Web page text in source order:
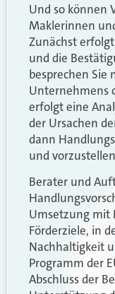
Und so können
Maklerinnen
Zunächst
und die
besprechen Sie
Unternehmens
erfolgt eine
der Ursachen
dann
und
Berater und
Umsetzung mit
Förderziele, in
Nachhaltigkeit
Programm der
Abschluss der